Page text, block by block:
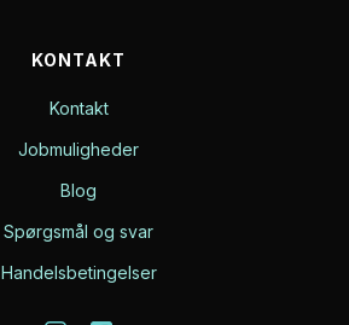
KONTAKT
Kontakt
Jobmuligheder
Blog
Spørgsmål og svar
Handelsbetingelser